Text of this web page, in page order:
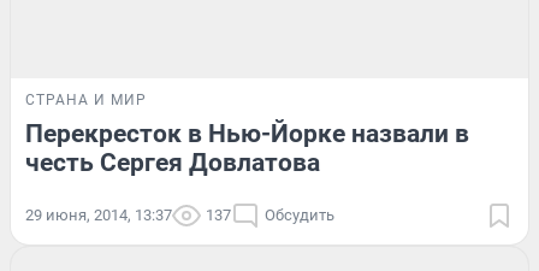
СТРАНА И МИР
Перекресток в Нью-Йорке назвали в
честь Сергея Довлатова
29 июня, 2014, 13:37 137 Обсудить